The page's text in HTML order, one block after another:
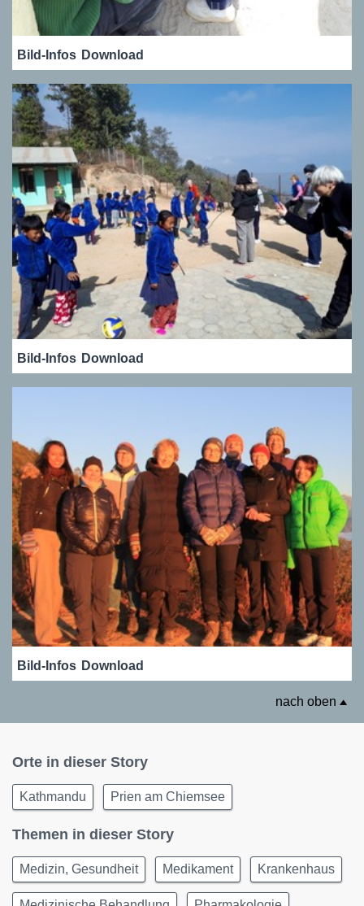
Bild-Infos Download
Bild-Infos Download
Bild-Infos Download
nach oben
Orte in dieser Story
Kathmandu Prien am Chiemsee
Themen in dieser Story
Medizin, Gesundheit Medikament Krankenhaus